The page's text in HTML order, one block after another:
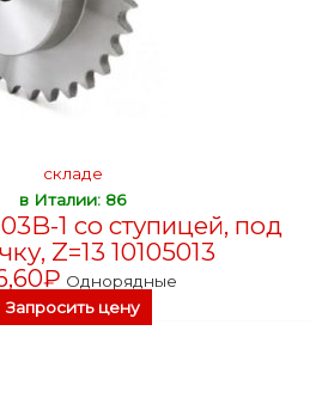
складе
в Италии: 86
1 со ступицей, под
Z=13 10105013
₽ Однорядные
Запросить цену